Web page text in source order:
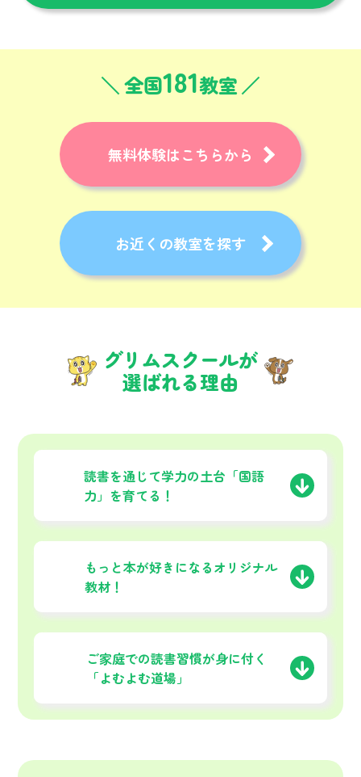
全国181教室
無料体験はこちらから
お近くの教室を探す
グリムスクールが
選ばれる理由
読書を通じて学力の土台 「国語
力」を育てる！
もっと本が好きになるオリジナル
教材！
ご家庭での読書習慣が身に付く
「よむよむ道場」